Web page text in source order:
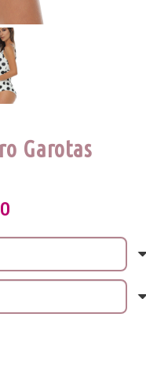
Garotas
precio
actual
₡47,515.00.